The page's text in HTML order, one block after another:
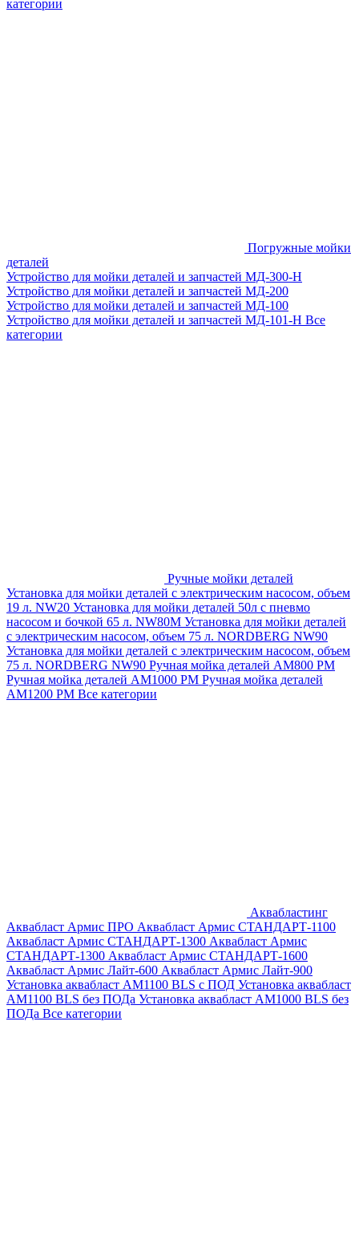
категории
Погружные мойки
деталей
Устройство для мойки деталей и запчастей МД-300-H
Устройство для мойки деталей и запчастей МД-200
Устройство для мойки деталей и запчастей МД-100
Устройство для мойки деталей и запчастей МД-101-Н Все
категории
Ручные мойки деталей
Установка для мойки деталей с электрическим насосом, объем
19 л. NW20 Установка для мойки деталей 50л с пневмо
насосом и бочкой 65 л. NW80M Установка для мойки деталей
с электрическим насосом, объем 75 л. NORDBERG NW90
Установка для мойки деталей с электрическим насосом, объем
75 л. NORDBERG NW90 Ручная мойка деталей АМ800 РМ
Ручная мойка деталей АМ1000 РМ Ручная мойка деталей
АМ1200 РМ Все категории
Аквабластинг
Аквабласт Армис ПРО Аквабласт Армис СТАНДАРТ-1100
Аквабласт Армис СТАНДАРТ-1300 Аквабласт Армис
СТАНДАРТ-1300 Аквабласт Армис СТАНДАРТ-1600
Аквабласт Армис Лайт-600 Аквабласт Армис Лайт-900
Установка аквабласт AM1100 BLS с ПОД Установка аквабласт
AM1100 BLS без ПОДа Установка аквабласт AM1000 BLS без
ПОДа Все категории